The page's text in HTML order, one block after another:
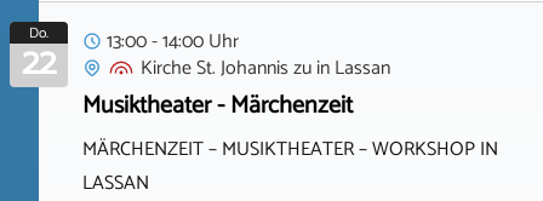
Do.
22
13:00 - 14:00 Uhr
Kirche St. Johannis zuinLassan
Musiktheater - Märchenzeit
MÄRCHENZEIT – MUSIKTHEATER – WORKSHOP IN
LASSAN